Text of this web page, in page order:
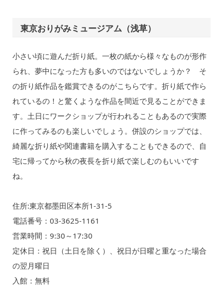
東京おりがみミュージアム（浅草）
小さい頃に遊んだ折り紙。一枚の紙から様々なものが形作
られ、夢中になった方も多いのではないでしょうか？ そ
の折り紙作品を鑑賞できるのがこちらです。折り紙で作ら
れているの！と驚くような作品を間近で見ることができま
す。土日にワークショップが行われることもあるので実際
に作ってみるのも楽しいでしょう。併設のショップでは、
綺麗な折り紙や関連書籍を購入することもできるので、自
宅に帰ってから秋の夜長を折り紙で楽しむのもいいです
ね。
住所:東京都墨田区本所1-31-5
電話番号：03-3625-1161
営業時間：9:30～17:30
定休日：祝日（土日を除く）、祝日が日曜と重なった場合
の翌月曜日
入館：無料